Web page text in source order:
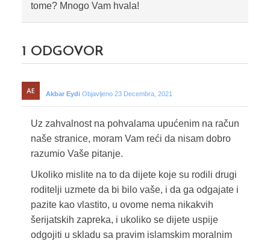
tome? Mnogo Vam hvala!
1 ODGOVOR
Akbar Eydi Objavljeno 23 Decembra, 2021
Uz zahvalnost na pohvalama upućenim na račun
naše stranice, moram Vam reći da nisam dobro
razumio Vaše pitanje.
Ukoliko mislite na to da dijete koje su rodili drugi
roditelji uzmete da bi bilo vaše, i da ga odgajate i
pazite kao vlastito, u ovome nema nikakvih
šerijatskih zapreka, i ukoliko se dijete uspije
odgojiti u skladu sa pravim islamskim moralnim